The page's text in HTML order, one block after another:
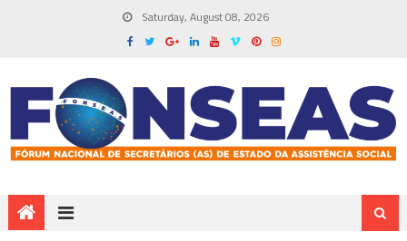
Saturday, August 08, 2026